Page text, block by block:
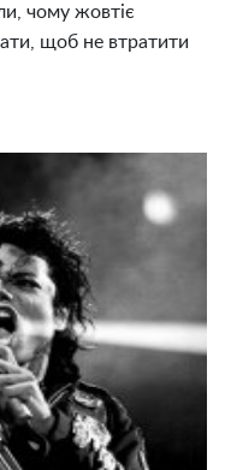
чому жовтіє
щоб не втратити